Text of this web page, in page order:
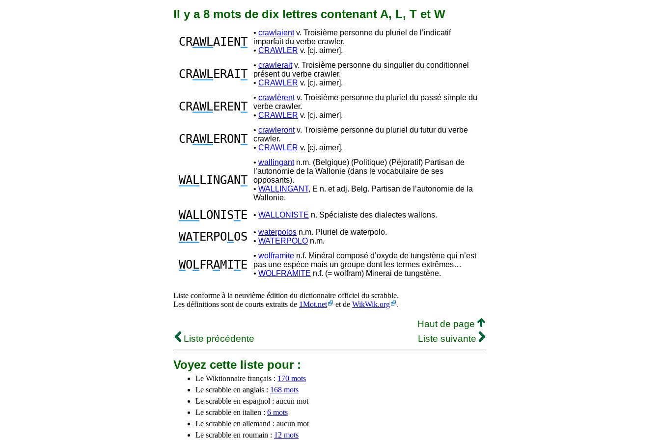
Il y a 8 mots de dix lettres contenant A, L, T et W
CRAWLAIENT
• crawlaientv. Troisième personne du pluriel de l’indicatif
imparfait du verbe crawler.
• CRAWLER v. [cj. aimer].
CRAWLERAIT
• crawleraitv. Troisième personne du singulier du conditionnel
présent du verbe crawler.
• CRAWLER v. [cj. aimer].
CRAWLERENT
• crawlèrentv. Troisième personne du pluriel du passé simple du
verbe crawler.
• CRAWLER v. [cj. aimer].
CRAWLERONT
• crawlerontv. Troisième personne du pluriel du futur du verbe
crawler.
• CRAWLER v. [cj. aimer].
WALLINGANT
• wallingantn.m. (Belgique) (Politique) (Péjoratif) Partisan de
l’autonomie de la Wallonie (dans le vocabulaire de ses
opposants).
• WALLINGANT, E n. et adj. Belg. Partisan de l’autonomie de la
Wallonie.
WALLONISTE • WALLONISTE n. Spécialiste des dialectes wallons.
WATERPO LOS • waterpolos n.m. Pluriel de waterpolo.
• WATERPOLO n.m.
WO LFRAMITE
• wolframite n.f. Minéral composé d’oxyde de tungstène qui n’est
pas une espèce mais un groupe dont les termes extrêmes…
• WOLFRAMITE n.f. (= wolfram) Minerai de tungstène.
Liste conforme à la neuvième édition du dictionnaire officiel du scrabble.
Les définitions sont de courts extraits de 1Mot.net et de WikWik.org .
Haut de page
Liste précédente
Liste suivante
Voyez cette liste pour :
Le Wiktionnaire français : 170 mots
Le scrabble en anglais : 168 mots
Le scrabble en espagnol : aucun mot
Le scrabble en italien : 6 mots
Le scrabble en allemand : aucun mot
Le scrabble en roumain : 12 mots